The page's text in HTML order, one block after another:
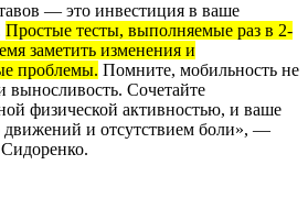
— это инвестиция в ваше
Простые тесты, выполняемые раз в 2-
заметить изменения и
проблемы. Помните, мобильность не
выносливость. Сочетайте
физической активностью, и ваше
движений и отсутствием боли», —